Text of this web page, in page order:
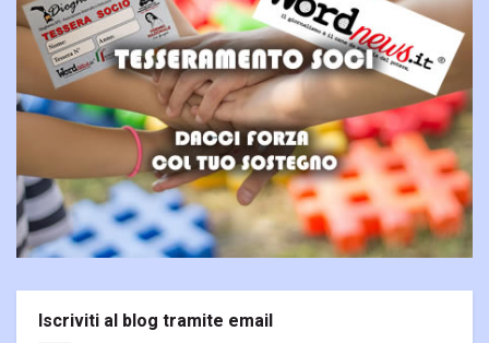
Iscriviti al blog tramite email